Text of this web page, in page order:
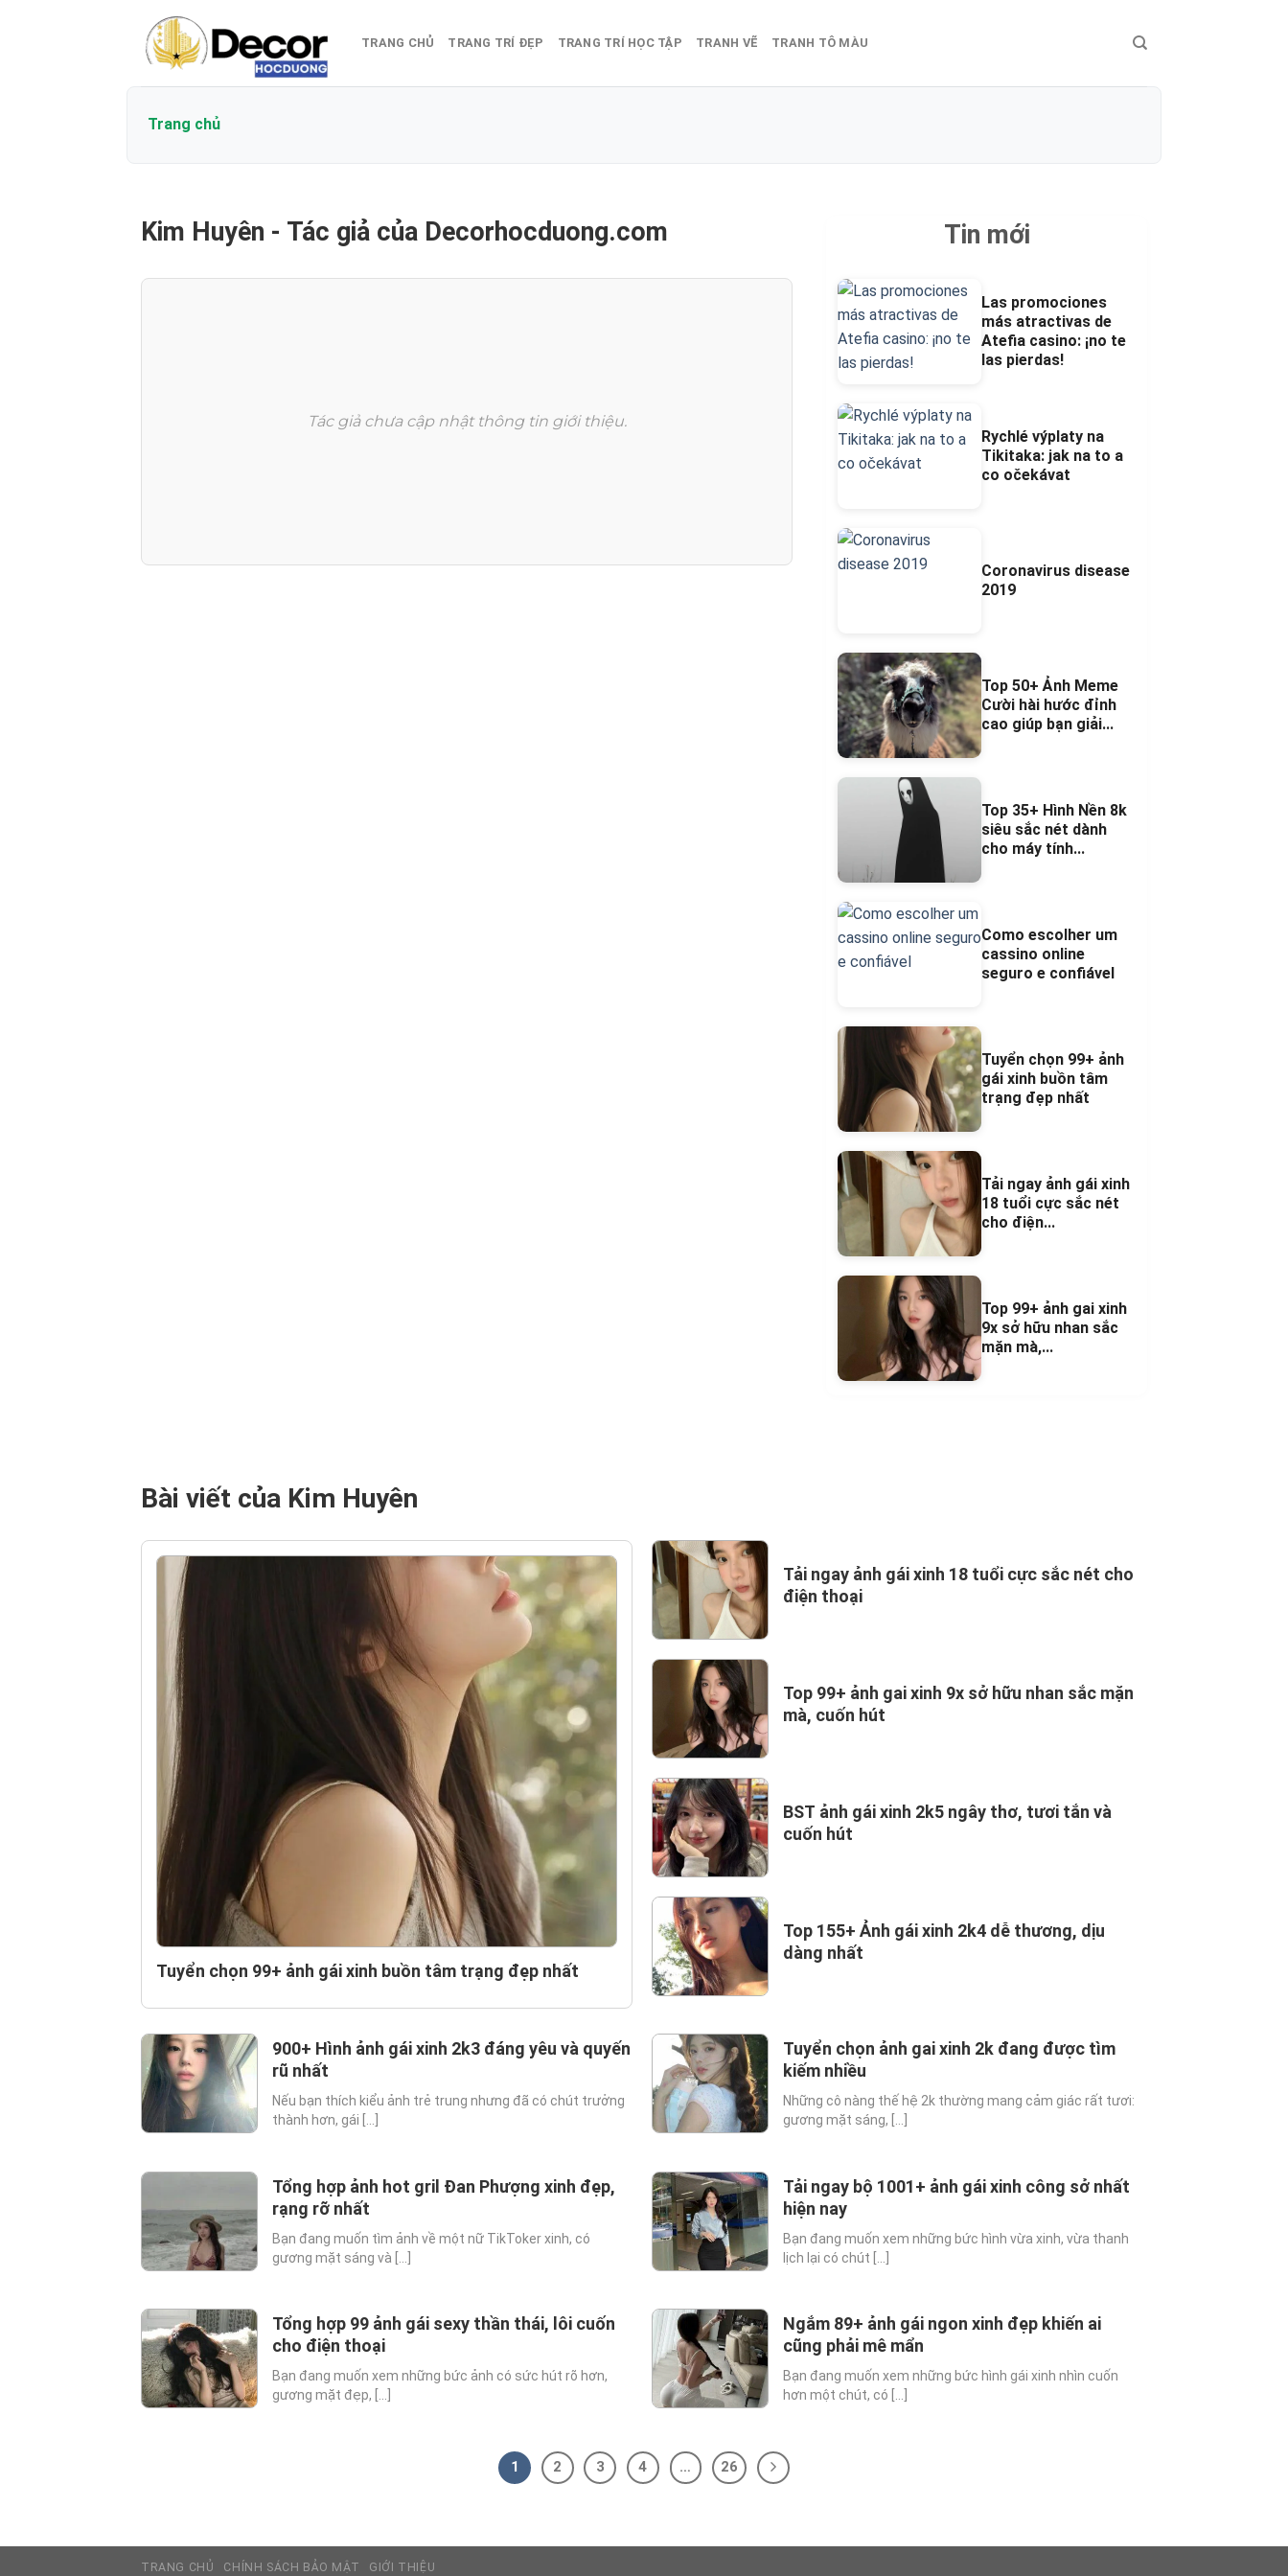
TRANG CHỦ TRANG TRÍ ĐẸP TRANG TRÍ HỌC TẬP TRANH VẼ TRANH TÔ MÀU
Trang chủ
Kim Huyên - Tác giả của Decorhocduong.com
Tác giả chưa cập nhật thông tin giới thiệu.
Tin mới
Las promociones
más atractivas de
Atefia casino: ¡no te
las pierdas!
Rychlé výplaty na
Tikitaka: jak na to a
co očekávat
Coronavirus disease
2019
Top 50+ Ảnh Meme
Cười hài hước đỉnh
cao giúp bạn giải...
Top 35+ Hình Nền 8k
siêu sắc nét dành
cho máy tính...
Como escolher um
cassino online
seguro e confiável
Tuyển chọn 99+ ảnh
gái xinh buồn tâm
trạng đẹp nhất
Tải ngay ảnh gái xinh
18 tuổi cực sắc nét
cho điện...
Top 99+ ảnh gai xinh
9x sở hữu nhan sắc
mặn mà,...
Bài viết của Kim Huyên
Tuyển chọn 99+ ảnh gái xinh buồn tâm trạng đẹp nhất
Tải ngay ảnh gái xinh 18 tuổi cực sắc nét cho
điện thoại
Top 99+ ảnh gai xinh 9x sở hữu nhan sắc mặn
mà, cuốn hút
BST ảnh gái xinh 2k5 ngây thơ, tươi tắn và
cuốn hút
Top 155+ Ảnh gái xinh 2k4 dễ thương, dịu
dàng nhất
900+ Hình ảnh gái xinh 2k3 đáng yêu và quyến
rũ nhất
Nếu bạn thích kiểu ảnh trẻ trung nhưng đã có chút trưởng
thành hơn, gái [...]
Tuyển chọn ảnh gai xinh 2k đang được tìm
kiếm nhiều
Những cô nàng thế hệ 2k thường mang cảm giác rất tươi:
gương mặt sáng, [...]
Tổng hợp ảnh hot gril Đan Phượng xinh đẹp,
rạng rỡ nhất
Bạn đang muốn tìm ảnh về một nữ TikToker xinh, có
gương mặt sáng và [...]
Tải ngay bộ 1001+ ảnh gái xinh công sở nhất
hiện nay
Bạn đang muốn xem những bức hình vừa xinh, vừa thanh
lịch lại có chút [...]
Tổng hợp 99 ảnh gái sexy thần thái, lôi cuốn
cho điện thoại
Bạn đang muốn xem những bức ảnh có sức hút rõ hơn,
gương mặt đẹp, [...]
Ngắm 89+ ảnh gái ngon xinh đẹp khiến ai
cũng phải mê mẩn
Bạn đang muốn xem những bức hình gái xinh nhìn cuốn
hơn một chút, có [...]
1 2 3 4 … 26
TRANG CHỦ CHÍNH SÁCH BẢO MẬT GIỚI THIỆU